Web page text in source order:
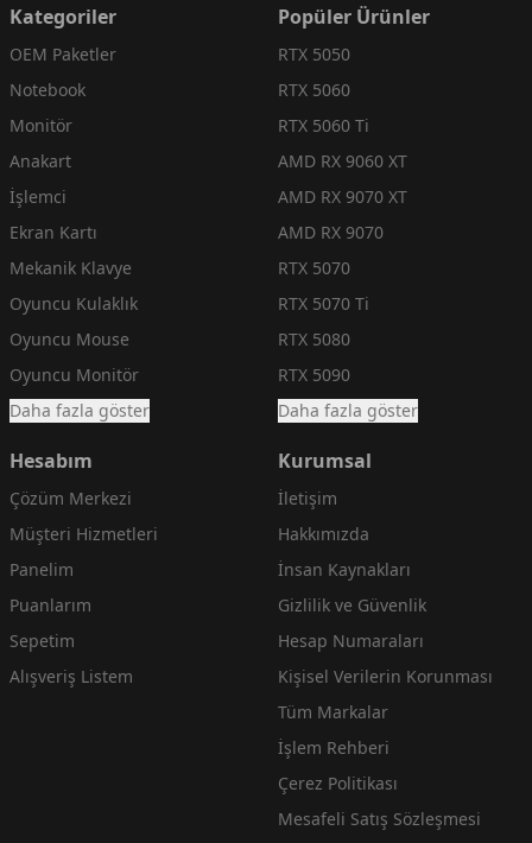
Kategoriler
OEM Paketler
Notebook
Monitör
Anakart
İşlemci
Ekran Kartı
Mekanik Klavye
Oyuncu Kulaklık
Oyuncu Mouse
Oyuncu Monitör
Daha fazla göster
Popüler Ürünler
RTX 5050
RTX 5060
RTX 5060 Ti
AMD RX 9060 XT
AMD RX 9070 XT
AMD RX 9070
RTX 5070
RTX 5070 Ti
RTX 5080
RTX 5090
Daha fazla göster
Hesabım
Çözüm Merkezi
Müşteri Hizmetleri
Panelim
Puanlarım
Sepetim
Alışveriş Listem
Kurumsal
İletişim
Hakkımızda
İnsan Kaynakları
Gizlilik ve Güvenlik
Hesap Numaraları
Kişisel Verilerin Korunması
Tüm Markalar
İşlem Rehberi
Çerez Politikası
Mesafeli Satış Sözleşmesi